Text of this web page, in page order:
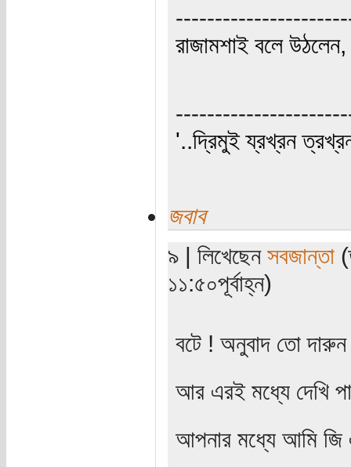
রাজামশাই বলে
'..দ্রিমুই য্রখ্রন
জবাব
৯ | লিখেছেন সবজান্তা
১১:৫০পূর্বাহ্ন)
বটে ! অনুবাদ তো
আর এরই মধ্যে দেখি
আপনার মধ্যে আমি জি